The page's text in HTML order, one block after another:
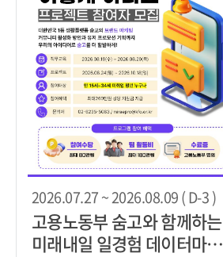
2026.07.27 ~ 2026.08.09 ( D-3 )
고용노동부 숨고와 함께하는
미래내일 일경험 데이터마케